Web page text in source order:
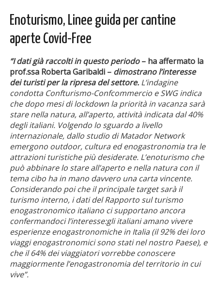
Enoturismo, Linee guida per cantine
aperte Covid-Free
“I dati già raccolti in questo periodo– ha affermato la
prof.ssa Roberta Garibaldi – dimostrano l’interesse
dei turisti per la ripresa del settore. L’indagine
condotta Confturismo-Confcommercio e SWG indica
che dopo mesi di lockdown la priorità in vacanza sarà
stare nella natura, all’aperto, attività indicata dal 40%
degli italiani. Volgendo lo sguardo a livello
internazionale, dallo studio di Matador Network
emergono outdoor, cultura ed enogastronomia tra le
attrazioni turistiche più desiderate. L’enoturismo che
può abbinare lo stare all’aperto e nella natura con il
tema cibo ha in mano davvero una carta vincente.
Considerando poi che il principale target sarà il
turismo interno, i dati del Rapporto sul turismo
enogastronomico italiano ci supportano ancora
confermandoci l’interesse:gli italiani amano vivere
esperienze enogastronomiche in Italia (il 92% dei loro
viaggi enogastronomici sono stati nel nostro Paese), e
che il 64% dei viaggiatori vorrebbe conoscere
maggiormente l’enogastronomia del territorio in cui
vive”.